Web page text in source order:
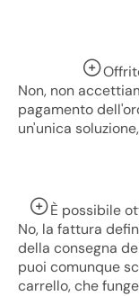
Non, non
pagamento
un'unica
È possibile
No, la fattura
della consegna
puoi comunque
carrello, che